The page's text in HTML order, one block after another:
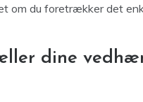
om du foretrækker det
dine